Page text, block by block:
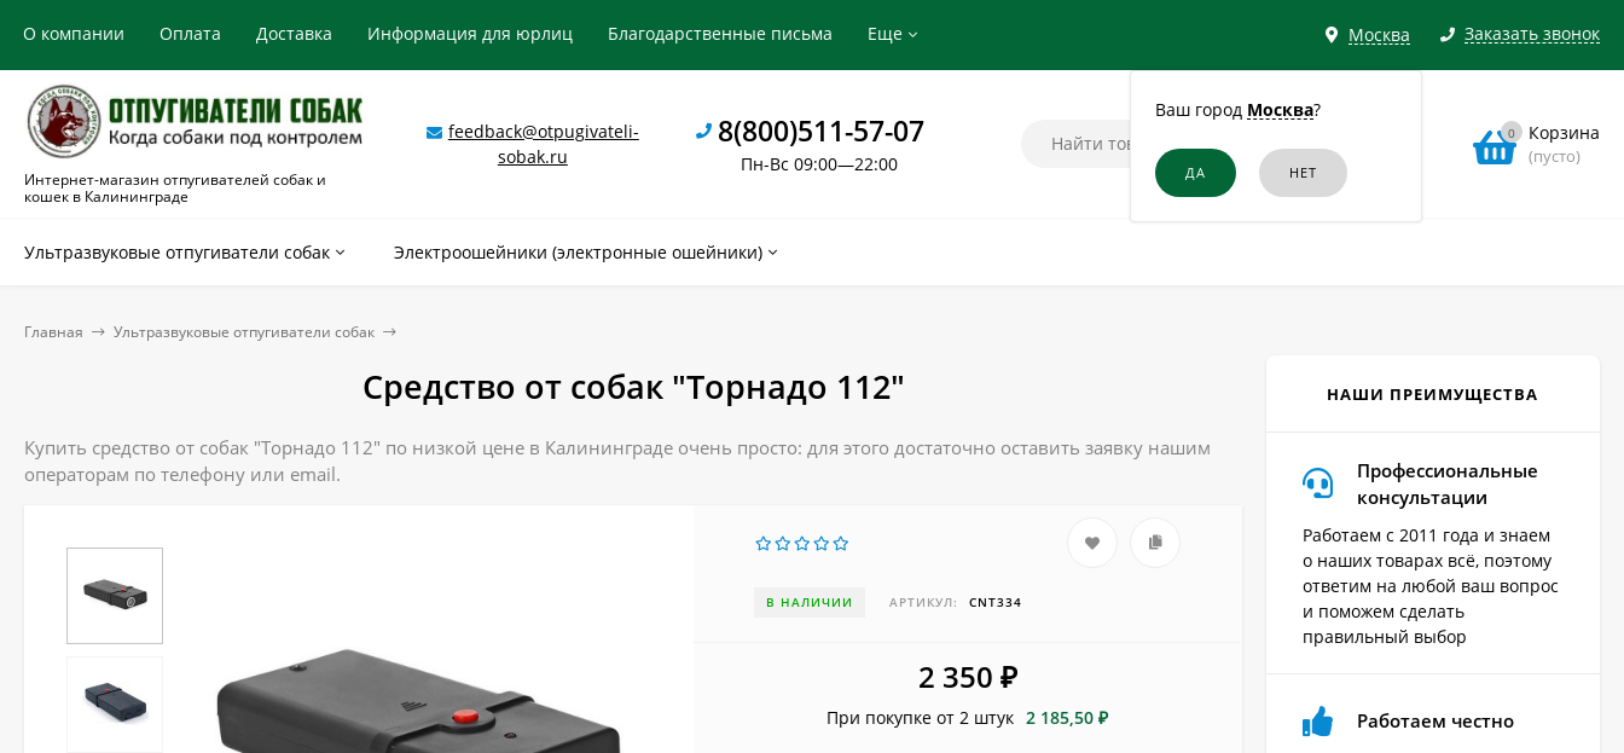
Москва
Ваш город Москва?
Заказать звонок
О компании Оплата Доставка Информация для юрлиц Благодарственные письма Еще
Интернет-магазин отпугивателей собак и
кошек в Калининграде
feedback@otpugivateli-
sobak.ru
8(800)511-57-07
Пн-Вс 09:00—22:00
0 Корзина
(пусто)
Ультразвуковые отпугиватели собак Электроошейники (электронные ошейники)
Главная Ультразвуковые отпугиватели собак
Средство от собак "Торнадо 112"
Купить средство от собак "Торнадо 112" по низкой цене в Калининграде очень просто: для этого достаточно оставить заявку нашим
операторам по телефону или email.
В НАЛИЧИИ АРТИКУЛ: CNT334
2 350 ₽
При покупке от 2 штук 2 185,50 ₽
НАШИ ПРЕИМУЩЕСТВА
Профессиональные
консультации
Работаем с 2011 года и знаем
о наших товарах всё, поэтому
ответим на любой ваш вопрос
и поможем сделать
правильный выбор
Работаем честно